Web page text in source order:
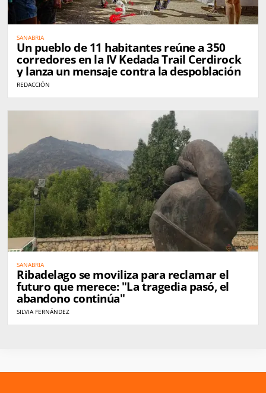
SANABRIA
Un pueblo de 11 habitantes reúne a 350
corredores en la IV Kedada Trail Cerdirock
y lanza un mensaje contra la despoblación
REDACCIÓN
SANABRIA
Ribadelago se moviliza para reclamar el
futuro que merece: "La tragedia pasó, el
abandono continúa"
SILVIA FERNÁNDEZ